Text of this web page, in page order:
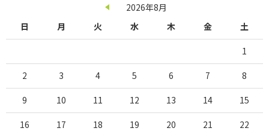
2026年8月
日
月 火 水 木 金 土
1
2 3 4 5 6 7 8
9 10 11 12 13 14 15
16 17 18 19 20 21 22